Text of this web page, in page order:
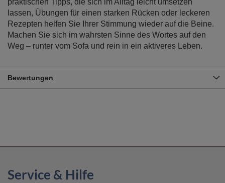
praktischen Tipps, die sich im Alltag leicht umsetzen
lassen, Übungen für einen starken Rücken oder leckeren
Rezepten helfen Sie Ihrer Stimmung wieder auf die Beine.
Machen Sie sich im wahrsten Sinne des Wortes auf den
Weg – runter vom Sofa und rein in ein aktiveres Leben.
Bewertungen
Service & Hilfe